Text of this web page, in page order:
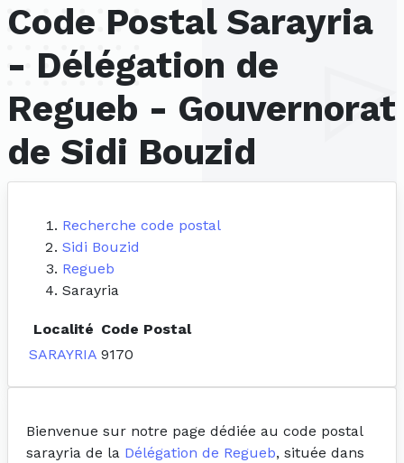
Code Postal Sarayria
- Délégation de
Regueb - Gouvernorat
de Sidi Bouzid
Recherche code postal
Sidi Bouzid
Regueb
Sarayria
Localité Code Postal
SARAYRIA 9170
Bienvenue sur notre page dédiée au code postal
sarayria de la Délégation de Regueb, située dans